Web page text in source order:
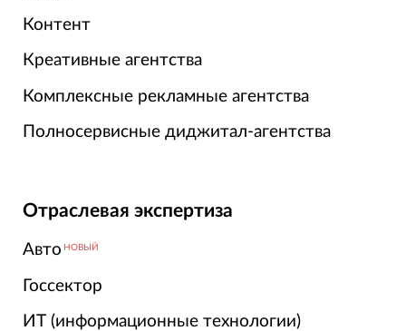
Контент
Креативные агентства
Комплексные рекламные агентства
Полносервисные диджитал-агентства
Отраслевая экспертиза
Авто НОВЫЙ
Госсектор
ИТ (информационные технологии)